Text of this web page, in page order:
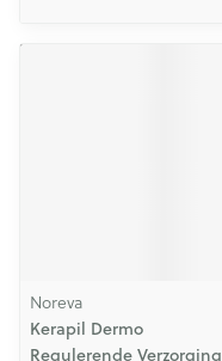
Noreva
Kerapil Dermo
Regulerende Verzorging